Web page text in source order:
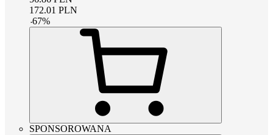
172.01 PLN
-67%
SPONSOROWANA